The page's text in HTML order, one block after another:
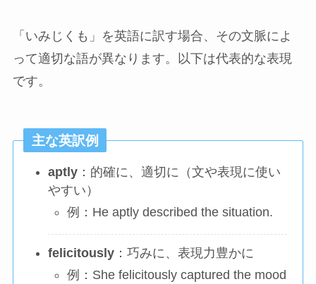
「いみじくも」を英語に訳す場合、その文脈によ
って適切な語が異なります。以下は代表的な表現
です。
主な英訳例
aptly ：的確に、適切に（文や表現に使い
やすい）
例：He aptly described the situation.
felicitously ：巧みに、表現力豊かに
例：She felicitously captured the mood